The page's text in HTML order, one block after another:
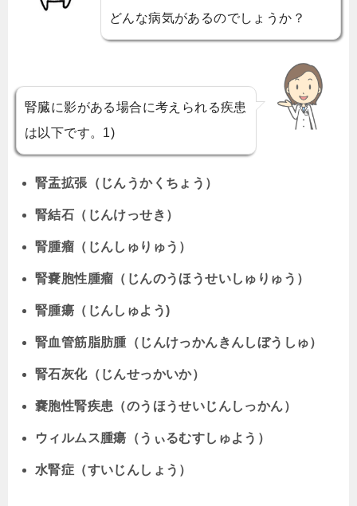
どんな病気があるのでしょうか？
腎臓に影がある場合に考えられる疾患
は以下です。1)
腎盂拡張（じんうかくちょう）
腎結石（じんけっせき）
腎腫瘤（じんしゅりゅう）
腎嚢胞性腫瘤（じんのうほうせいしゅりゅう）
腎腫瘍（じんしゅよう)
腎血管筋脂肪腫（じんけっかんきんしぼうしゅ）
腎石灰化（じんせっかいか）
嚢胞性腎疾患（のうほうせいじんしっかん）
ウィルムス腫瘍（うぃるむすしゅよう）
水腎症（すいじんしょう）